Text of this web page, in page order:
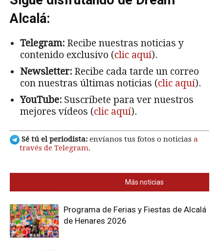
Alcalá:
Telegram: Recibe nuestras noticias y
contenido exclusivo (clic aquí).
Newsletter: Recibe cada tarde un correo
con nuestras últimas noticias (clic aquí).
YouTube: Suscríbete para ver nuestros
mejores vídeos (clic aquí).
Sé tú el periodista: envíanos tus fotos o noticias a
través de Telegram.
Más noticias
Programa de Ferias y Fiestas de Alcalá
de Henares 2026